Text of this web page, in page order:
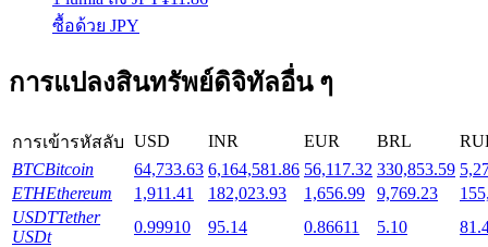
การล็อค BTR
ซื้อด้วย JPY
การแปลงสินทรัพย์ดิจิทัลอื่น ๆ
การเข้ารหัสลับ USD INR EUR BRL
BTCBitcoin 64,733.63 6,164,581.86 56,117.32 330,853.59
ETHEthereum 1,911.41 182,023.93 1,656.99 9,769.23
USDTTether
USDt
0.99910 95.14 0.86611 5.10